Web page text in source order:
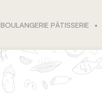
BOULANGERIE PÂTISSERIE •